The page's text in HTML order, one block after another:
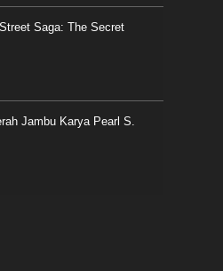
Saga: The Secret
Jambu Karya Pearl S.